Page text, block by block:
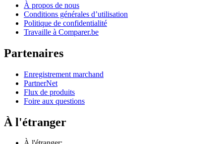
À propos de nous
Conditions générales d’utilisation
Politique de confidentialité
Travaille à Comparer.be
Partenaires
Enregistrement marchand
PartnerNet
Flux de produits
Foire aux questions
À l'étranger